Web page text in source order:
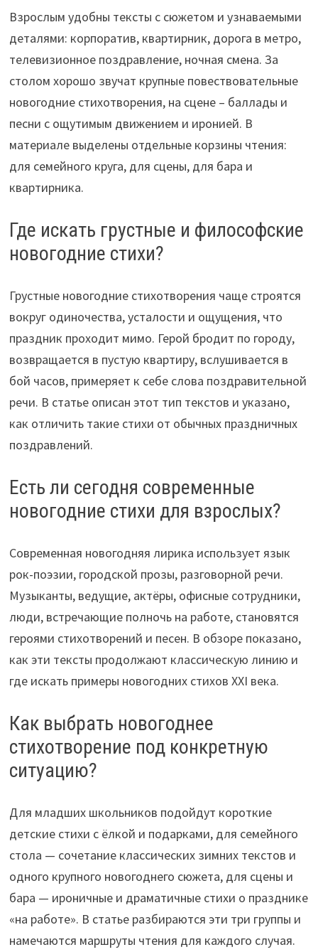
Взрослым удобны тексты с сюжетом и узнаваемыми
деталями: корпоратив, квартирник, дорога в метро,
телевизионное поздравление, ночная смена. За
столом хорошо звучат крупные повествовательные
новогодние стихотворения, на сцене – баллады и
песни с ощутимым движением и иронией. В
материале выделены отдельные корзины чтения:
для семейного круга, для сцены, для бара и
квартирника.
Где искать грустные и философские
новогодние стихи?
Грустные новогодние стихотворения чаще строятся
вокруг одиночества, усталости и ощущения, что
праздник проходит мимо. Герой бродит по городу,
возвращается в пустую квартиру, вслушивается в
бой часов, примеряет к себе слова поздравительной
речи. В статье описан этот тип текстов и указано,
как отличить такие стихи от обычных праздничных
поздравлений.
Есть ли сегодня современные
новогодние стихи для взрослых?
Современная новогодняя лирика использует язык
рок-поэзии, городской прозы, разговорной речи.
Музыканты, ведущие, актёры, офисные сотрудники,
люди, встречающие полночь на работе, становятся
героями стихотворений и песен. В обзоре показано,
как эти тексты продолжают классическую линию и
где искать примеры новогодних стихов XXI века.
Как выбрать новогоднее
стихотворение под конкретную
ситуацию?
Для младших школьников подойдут короткие
детские стихи с ёлкой и подарками, для семейного
стола — сочетание классических зимних текстов и
одного крупного новогоднего сюжета, для сцены и
бара — ироничные и драматичные стихи о празднике
«на работе». В статье разбираются эти три группы и
намечаются маршруты чтения для каждого случая.